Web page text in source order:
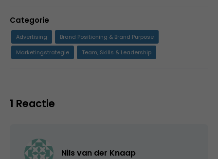
Categorie
Advertising
Brand Positioning & Brand Purpose
Marketingstrategie
Team, Skills & Leadership
1 Reactie
Nils van der Knaap